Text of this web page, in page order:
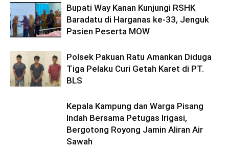
Bupati Way Kanan Kunjungi RSHK
Baradatu di Harganas ke-33, Jenguk
Pasien Peserta MOW
Polsek Pakuan Ratu Amankan Diduga
Tiga Pelaku Curi Getah Karet di PT.
BLS
Kepala Kampung dan Warga Pisang
Indah Bersama Petugas Irigasi,
Bergotong Royong Jamin Aliran Air
Sawah